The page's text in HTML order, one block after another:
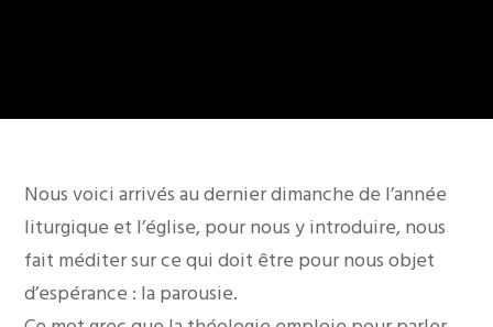
Nous voici arrivés au dernier dimanche de l’année
liturgique et l’église, pour nous y introduire, nous
fait méditer sur ce qui doit être pour nous objet
d’espérance : la parousie.